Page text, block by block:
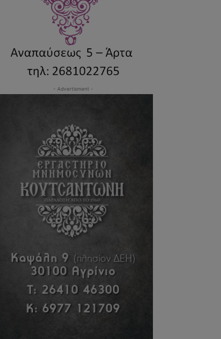
- Advertisment -